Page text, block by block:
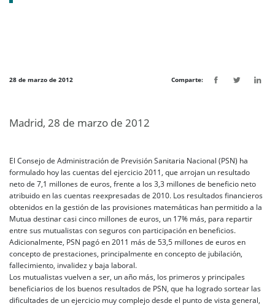
28 de marzo de 2012 Comparte:
Madrid, 28 de marzo de 2012
El Consejo de Administración de Previsión Sanitaria Nacional (PSN) ha
formulado hoy las cuentas del ejercicio 2011, que arrojan un resultado
neto de 7,1 millones de euros, frente a los 3,3 millones de beneficio neto
atribuido en las cuentas reexpresadas de 2010. Los resultados financieros
obtenidos en la gestión de las provisiones matemáticas han permitido a la
Mutua destinar casi cinco millones de euros, un 17% más, para repartir
entre sus mutualistas con seguros con participación en beneficios.
Adicionalmente, PSN pagó en 2011 más de 53,5 millones de euros en
concepto de prestaciones, principalmente en concepto de jubilación,
fallecimiento, invalidez y baja laboral.
Los mutualistas vuelven a ser, un año más, los primeros y principales
beneficiarios de los buenos resultados de PSN, que ha logrado sortear las
dificultades de un ejercicio muy complejo desde el punto de vista general,